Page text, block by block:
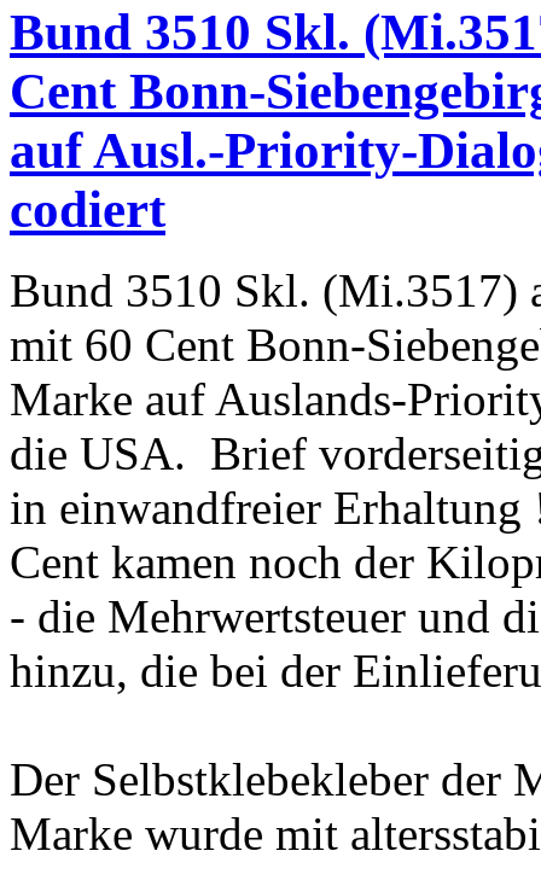
Bund 3510 Skl.
Cent Bonn-
auf Ausl.-Priority-
codiert
Bund 3510 Skl. (Mi.3517)
mit 60 Cent Bonn-
Marke auf Auslands-
die USA. Brief
in einwandfreier
Cent kamen noch der
- die Mehrwertsteuer und
hinzu, die bei der
Der Selbstklebekleber der
Marke wurde mit